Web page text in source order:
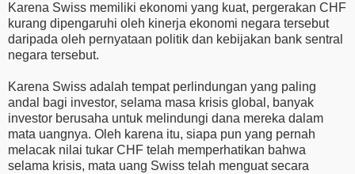
Karena Swiss memiliki ekonomi yang kuat, pergerakan CHF
kurang dipengaruhi oleh kinerja ekonomi negara tersebut
daripada oleh pernyataan politik dan kebijakan bank sentral
negara tersebut.
Karena Swiss adalah tempat perlindungan yang paling
andal bagi investor, selama masa krisis global, banyak
investor berusaha untuk melindungi dana mereka dalam
mata uangnya. Oleh karena itu, siapa pun yang pernah
melacak nilai tukar CHF telah memperhatikan bahwa
selama krisis, mata uang Swiss telah menguat secara